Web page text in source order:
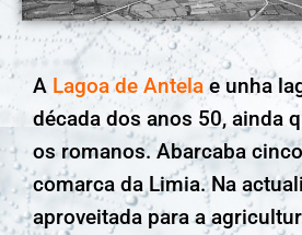
A Lagoa de Antelae unha
década dos anos 50, ainda
os romanos. Abarcaba
comarca da Limia. Na
aproveitada para a